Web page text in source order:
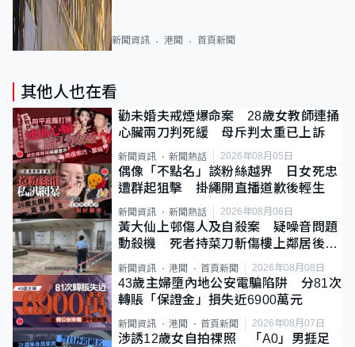
新聞資訊 港聞 首頁新聞
其他人也在看
勸未婚夫戒煙爆命案 28歲女教師連捅
心臟兩刀判死緩 母斥判太重已上訴
新聞資訊 新聞熱話 2026年08月05日
偶像「不點名」談粉絲越界 日女死忠
遭群起狙擊 掛繩開直播道歉後輕生
新聞資訊 新聞熱話 2026年08月06日
黃大仙上邨傷人及自殺案 疑噪音問題
動殺機 死者持菜刀斬傷樓上鄰居後墮
新聞資訊 港聞 首頁新聞 2026年08月08日
43歲主婦墮內地公安電騙陷阱 分81次
轉賬「保證金」損失近6900萬元
新聞資訊 港聞 首頁新聞 2026年08月07日
涉誘12歲女自拍祼照 「A0」男捱足